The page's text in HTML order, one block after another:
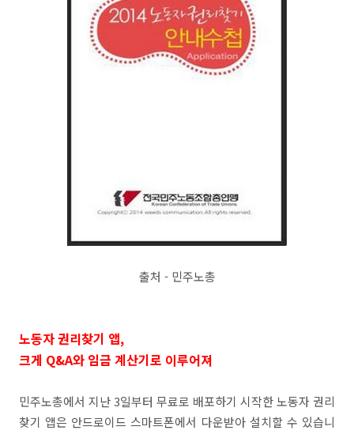
출처 - 민주노총
노동자 권리찾기 앱,
크게 Q&A와 임금 계산기로 이루어져
민주노총에서 지난 3일부터 무료로 배포하기 시작한 노동자 권리
찾기 앱은 안드로이드 스마트폰에서 다운받아 설치할 수 있습니